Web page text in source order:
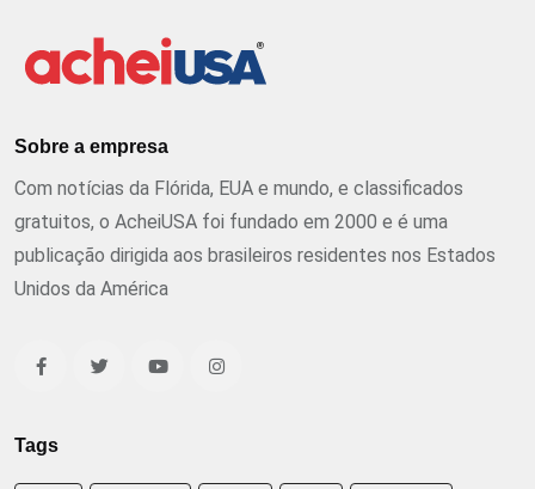
Sobre a empresa
Com notícias da Flórida, EUA e mundo, e classificados
gratuitos, o AcheiUSA foi fundado em 2000 e é uma
publicação dirigida aos brasileiros residentes nos Estados
Unidos da América
Tags